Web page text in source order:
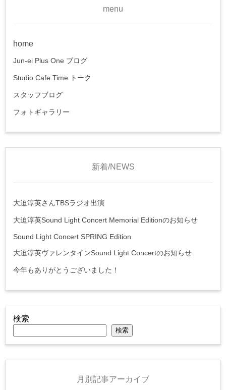
menu
home
Jun-ei Plus One ブログ
Studio Cafe Time トーク
スタッフブログ
フォトギャラリー
新着/NEWS
大迫淳英さんTBSラジオ出演
大迫淳英Sound Light Concert Memorial Editionのお知らせ
Sound Light Concert SPRING Edition
大迫淳英ヴァレンタインSound Light Concertのお知らせ
今年もありがとうございました！
検索
検索
月別記事アーカイブ